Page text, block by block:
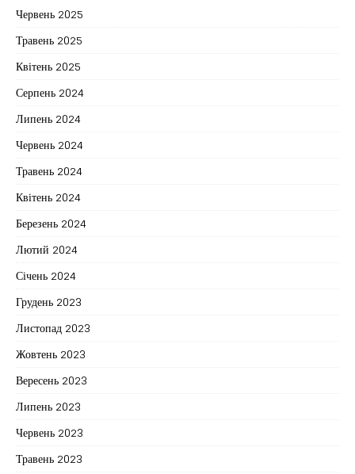
Червень 2025
Травень 2025
Квітень 2025
Серпень 2024
Липень 2024
Червень 2024
Травень 2024
Квітень 2024
Березень 2024
Лютий 2024
Січень 2024
Грудень 2023
Листопад 2023
Жовтень 2023
Вересень 2023
Липень 2023
Червень 2023
Травень 2023